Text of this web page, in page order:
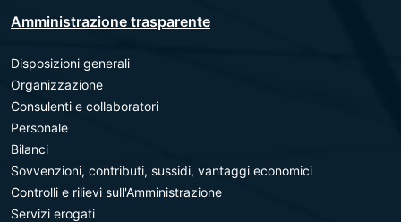
Amministrazione trasparente
Disposizioni generali
Organizzazione
Consulenti e collaboratori
Personale
Bilanci
Sovvenzioni, contributi, sussidi, vantaggi economici
Controlli e rilievi sull'Amministrazione
Servizi erogati